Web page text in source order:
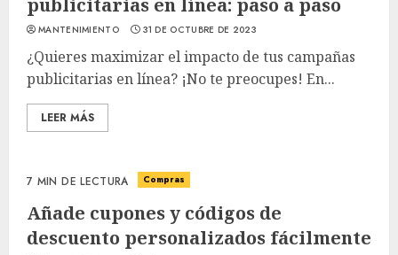
publicitarias en línea: paso a paso
MANTENIMIENTO 31 DE OCTUBRE DE 2023
¿Quieres maximizar el impacto de tus campañas
publicitarias en línea? ¡No te preocupes! En...
LEER MÁS
7 MIN DE LECTURA Compras
Añade cupones y códigos de
descuento personalizados fácilmente